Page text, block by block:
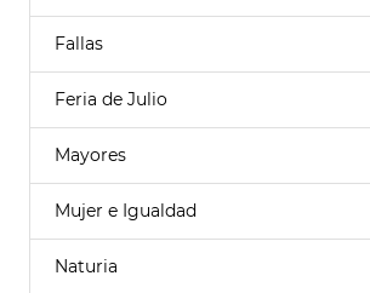
Fallas
Feria de Julio
Mayores
Mujer e Igualdad
Naturia